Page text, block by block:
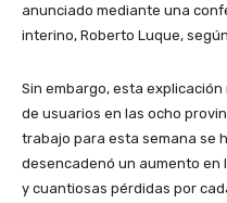
anunciado mediante una
interino, Roberto Luque,
Sin embargo, esta
de usuarios en las ocho
trabajo para esta semana se
desencadenó un aumento en
y cuantiosas pérdidas por